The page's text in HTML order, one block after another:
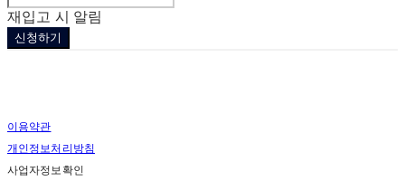
재입고 시 알림
신청하기
이용약관
개인정보처리방침
사업자정보확인